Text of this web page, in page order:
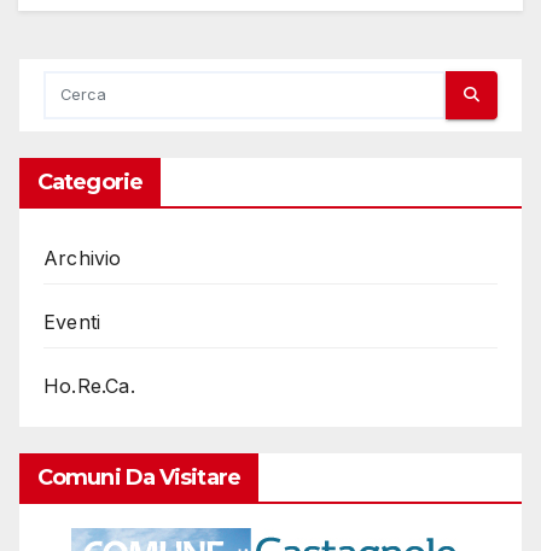
Categorie
Archivio
Eventi
Ho.Re.Ca.
Comuni Da Visitare